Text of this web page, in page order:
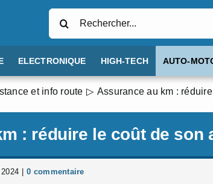
ELECTRONIQUE HIGH-TECH AUTO-
et info route Assurance au km :
: réduire le coût de son
0 commentaire